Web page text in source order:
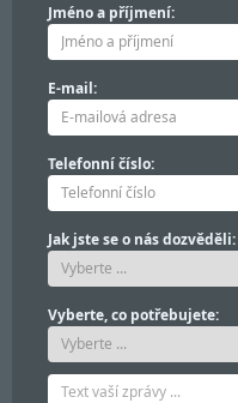
Jméno a příjmení:
E-mail:
Telefonní číslo:
Jak jste se o nás dozvěděli:
Vyberte, co potřebujete: